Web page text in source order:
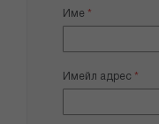
star
stars
stars
stars
stars
Име
Имейл адрес